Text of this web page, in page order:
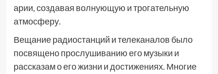
арии, создавая волнующую и трогательную
атмосферу.
Вещание радиостанций и телеканалов было
посвящено прослушиванию его музыки и
рассказам о его жизни и достижениях. Многие